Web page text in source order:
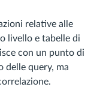
relative alle
livello e tabelle di
con un punto di
delle query, ma